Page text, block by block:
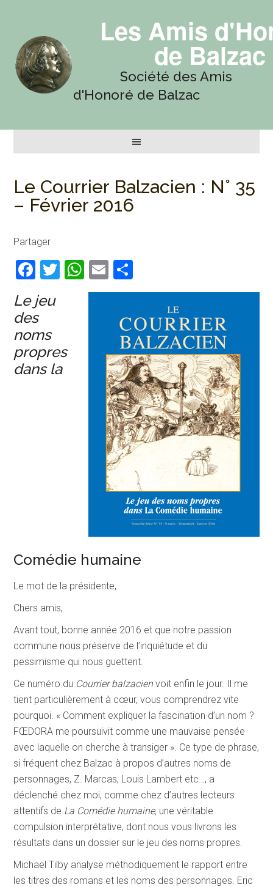
Les Amis
de Balzac
Société des Amis
d'Honoré de Balzac
Le Courrier Balzacien : N° 35
– Février 2016
Partager
Facebook
Twitter
WhatsApp
Email
Le jeu
des
noms
propres
dans la
Comédie humaine
Le mot de la présidente,
Chers amis,
Avant tout, bonne année 2016 et que notre passion
commune nous préserve de l’inquiétude et du
pessimisme qui nous guettent.
Ce numéro du Courrier balzacienvoit enfin le jour. Il me
tient particulièrement à cœur, vous comprendrez vite
pourquoi. « Comment expliquer la fascination d’un nom ?
FŒDORA me poursuivit comme une mauvaise pensée
avec laquelle on cherche à transiger ». Ce type de phra­se,
si fréquent chez Balzac à propos d’autres noms de
personnages, Z. Marcas, Louis Lambert etc…, a
déclenché chez moi, comme chez d’autres lecteurs
attentifs de La Comédie humaine, une véritable
compulsion interprétative, dont nous vous livrons les
résultats dans un dossier sur le jeu des noms propres.
Michael Tilby analyse méthodiquement le rapport entre
les titres des romans et les noms des personnages. Eric